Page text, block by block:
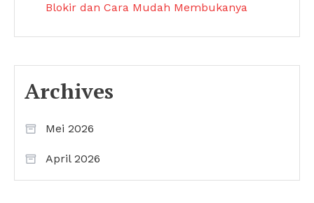
Blokir dan Cara Mudah Membukanya
Archives
Mei 2026
April 2026